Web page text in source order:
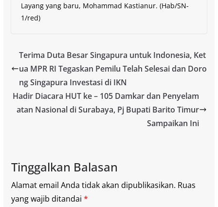
Layang yang baru, Mohammad Kastianur. (Hab/SN-
1/red)
Terima Duta Besar Singapura untuk Indonesia, Ket
ua MPR RI Tegaskan Pemilu Telah Selesai dan Doro
ng Singapura Investasi di IKN
Hadir Diacara HUT ke – 105 Damkar dan Penyelam
atan Nasional di Surabaya, Pj Bupati Barito Timur
Sampaikan Ini
Tinggalkan Balasan
Alamat email Anda tidak akan dipublikasikan. Ruas
yang wajib ditandai *